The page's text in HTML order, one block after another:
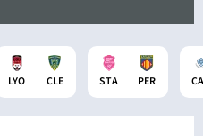
LYO CLE STA PER